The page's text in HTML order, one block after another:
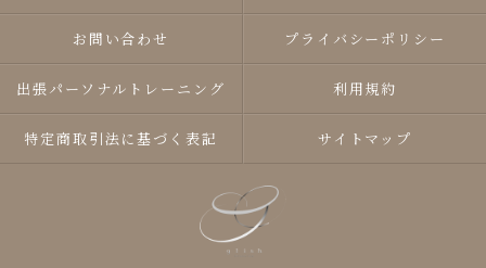
お問い合わせ プライバシーポリシー
出張パーソナルトレーニング 利用規約
特定商取引法に基づく表記 サイトマップ